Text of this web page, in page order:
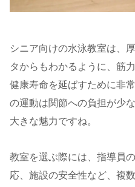
シニア向けの水泳教室は、
タからもわかるように、筋
健康寿命を延ばすために非
の運動は関節への負担が少
大きな魅力ですね。
教室を選ぶ際には、指導員
応、施設の安全性など、複